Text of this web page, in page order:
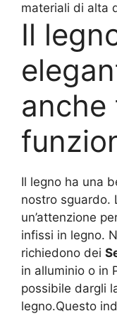
materiali di alta
Il
anche
Il legno ha una
nostro sguardo.
un’attenzione
infissi in legno.
richiedono dei
in alluminio o in
possibile dargli
legno.Questo